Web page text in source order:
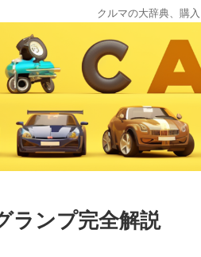
クルマの大辞典、購
ランプ完全解説